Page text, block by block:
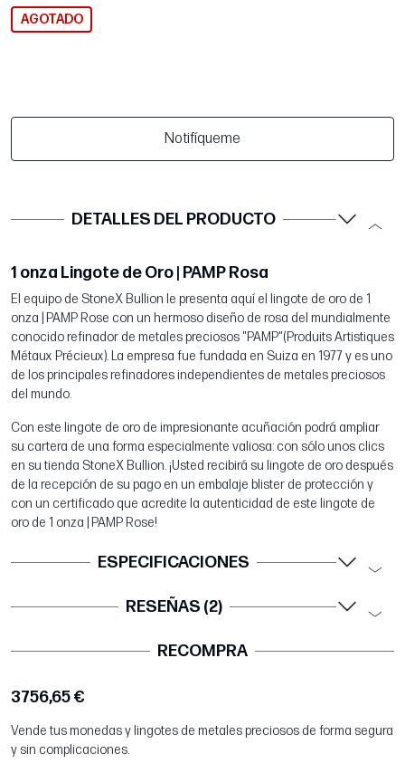
AGOTADO
Notifíqueme
DETALLES DEL PRODUCTO
1 onza Lingote de Oro | PAMP Rosa
El equipo de StoneX Bullion le presenta aquí el lingote de oro de 1
onza | PAMP Rose con un hermoso diseño de rosa del mundialmente
conocido refinador de metales preciosos "PAMP"(Produits Artistiques
Métaux Précieux). La empresa fue fundada en Suiza en 1977 y es uno
de los principales refinadores independientes de metales preciosos
del mundo.
Con este lingote de oro de impresionante acuñación podrá ampliar
su cartera de una forma especialmente valiosa: con sólo unos clics
en su tienda StoneX Bullion. ¡Usted recibirá su lingote de oro después
de la recepción de su pago en un embalaje blister de protección y
con un certificado que acredite la autenticidad de este lingote de
oro de 1 onza | PAMP Rose!
ESPECIFICACIONES
RESEÑAS (2)
RECOMPRA
3756,65 €
Vende tus monedas y lingotes de metales preciosos de forma segura
y sin complicaciones.